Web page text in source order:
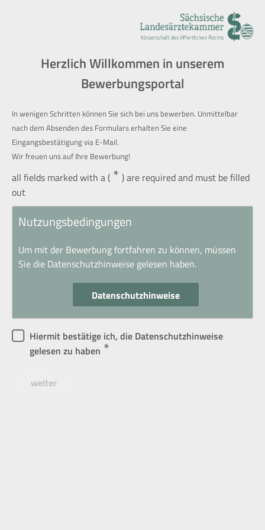
Herzlich Willkommen in unserem
Bewerbungsportal
In wenigen Schritten können Sie sich bei uns bewerben. Unmittelbar
nach dem Absenden des Formulars erhalten Sie eine
Eingangsbestätigung via E-Mail.
Wir freuen uns auf Ihre Bewerbung!
all fields marked with a ( * ) are required and must be filled
out
Nutzungsbedingungen
Um mit der Bewerbung fortfahren zu können, müssen
Sie die Datenschutzhinweise gelesen haben.
Datenschutzhinweise
Hiermit bestätige ich, die Datenschutzhinweise
gelesen zu haben *
weiter